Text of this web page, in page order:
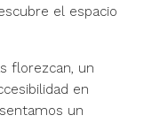
el espacio
florezcan, un
en
un